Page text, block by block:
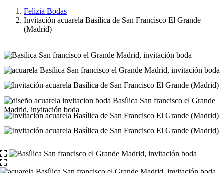
Felizia Bodas
Invitación acuarela Basílica de San Francisco El Grande
(Madrid)